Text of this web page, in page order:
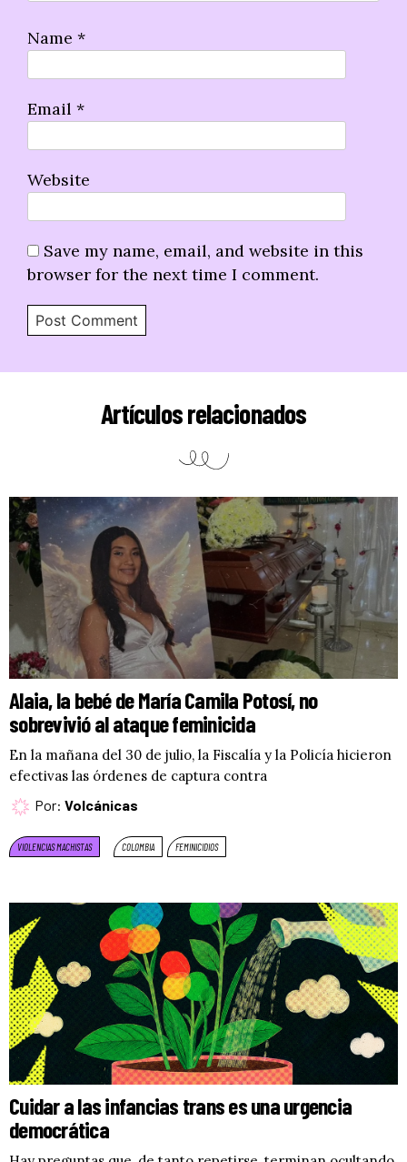
Name *
Email *
Website
Save my name, email, and website in this
browser for the next time I comment.
Artículos relacionados
Alaia, la bebé de María Camila Potosí, no
sobrevivió al ataque feminicida
En la mañana del 30 de julio, la Fiscalía y la Policía hicieron
efectivas las órdenes de captura contra
Por: Volcánicas
VIOLENCIAS MACHISTAS COLOMBIA FEMINICIDIOS
Cuidar a las infancias trans es una urgencia
democrática